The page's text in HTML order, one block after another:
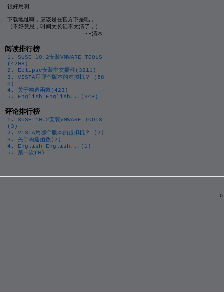
很好用啊
下载地址嘛，应该是在官方下是吧，
（不好意思，时间太长记不太清了，）
--清木
阅读排行榜
1. SUSE 10.2安装VMWARE TOOLS
(4208)
2. Eclipse安装中文插件(3211)
3. VISTA用哪个版本的虚拟机？ (58
0)
4. 关于构造函数(423)
5. English English...(348)
评论排行榜
1. SUSE 10.2安装VMWARE TOOLS
(3)
2. VISTA用哪个版本的虚拟机？ (2)
3. 关于构造函数(2)
4. English English...(1)
5. 第一次(0)